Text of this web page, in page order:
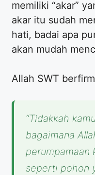
memiliki “akar”
akar itu sudah
hati, badai apa
akan mudah
Allah SWT
“Tidakkah
bagaimana
perumpamaan
seperti pohon